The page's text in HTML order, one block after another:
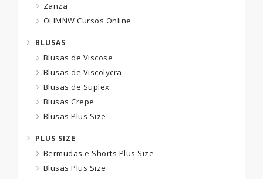
Zanza
OLIMNW Cursos Online
BLUSAS
Blusas de Viscose
Blusas de Viscolycra
Blusas de Suplex
Blusas Crepe
Blusas Plus Size
PLUS SIZE
Bermudas e Shorts Plus Size
Blusas Plus Size